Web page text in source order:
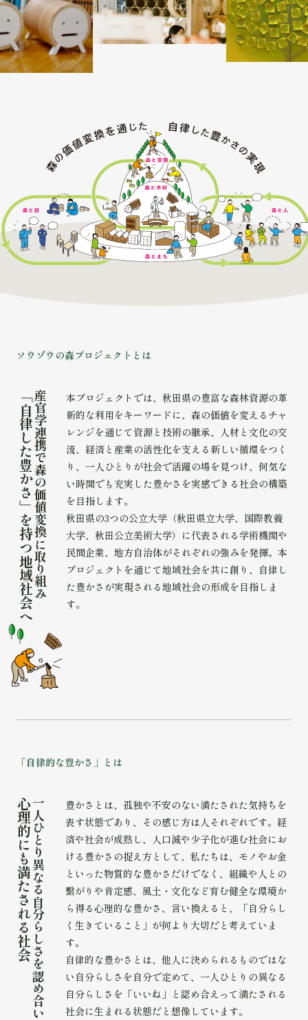
の価値変換を通じた自律した豊かさの実現を示す図。中央
ソ ウ ゾウ の森プロジェ ク ト と は
産
官
学
連
携
で
森
の
価
値
変
換
に
取
り
組
み
「
自
律
し
た
豊
か
さ
」
を
持
つ
地
域
社
会
へ
本プロジェクトでは、秋田県の豊富な森林資源の革
新的な利用をキーワードに、森の価値を変えるチャ
レンジを通じて資源と技術の継承、人材と文化の交
流、経済と産業の活性化を支える新しい循環をつく
り、一人ひとりが社会で活躍の場を見つけ、何気な
い時間でも充実した豊かさを実感できる社会の構築
を目指します。
秋田県の3つの公立大学（秋田県立大学、国際教養
大学、秋田公立美術大学）に代表される学術機関や
民間企業、地方自治体がそれぞれの強みを発揮。本
プロジェクトを通じて地域社会を共に創り、自律し
た豊かさが実現される地域社会の形成を目指しま
す。
「自律的な豊かさ 」 と は
一
人
ひ
と
り
異
な
る
自
分
ら
し
さ
を
認
め
合
い
心
理
的
に
も
満
た
さ
れ
る
社
会
豊かさとは、孤独や不安のない満たされた気持ちを
表す状態であり、その感じ方は人それぞれです。経
済や社会が成熟し、人口減や少子化が進む社会にお
ける豊かさの捉え方として、私たちは、モノやお金
といった物質的な豊かさだけでなく、組織や人との
繫がりや肯定感、風土・文化など育む健全な環境か
ら得る心理的な豊かさ、言い換えると、「自分らし
く生きていること」が何より大切だと考えていま
す。
自律的な豊かさとは、他人に決められるものではな
い自分らしさを自分で定めて、一人ひとりの異なる
自分らしさを「いいね」と認め合えって満たされる
社会に生まれる状態だと想像しています。